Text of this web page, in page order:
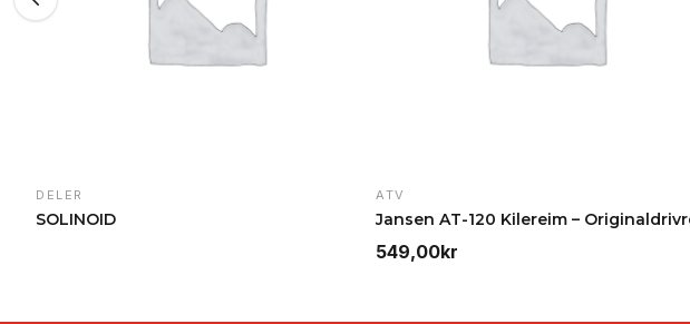
DELER
SOLINOID
ATV
549,00kr